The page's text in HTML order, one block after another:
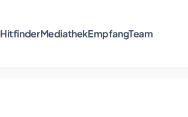
HitfinderMediathekEmpfangTeam